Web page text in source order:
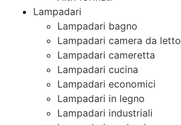
Lampadari
Lampadari bagno
Lampadari camera da letto
Lampadari cameretta
Lampadari cucina
Lampadari economici
Lampadari in legno
Lampadari industriali